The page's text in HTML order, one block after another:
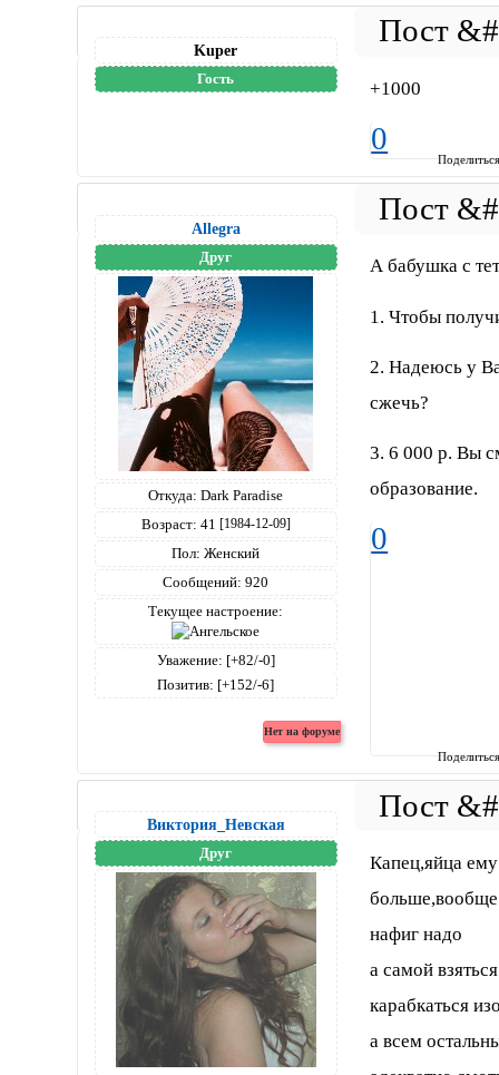
Kuper
Гость +1000
0
Allegra
Друг
Откуда: Dark Paradise
Возраст: 41 [1984-12-09]
Пол: Женский
Сообщений: 920
Текущее настроение:
Уважение: [+82/-0]
Позитив: [+152/-6]
А бабушка с
1. Чтобы
2. Надеюсь у
сжечь?
3. 6 000 р. Вы
образование.
0
Виктория_Невская
Друг
Капец,яйца
нафиг надо
а самой
карабкаться
а всем